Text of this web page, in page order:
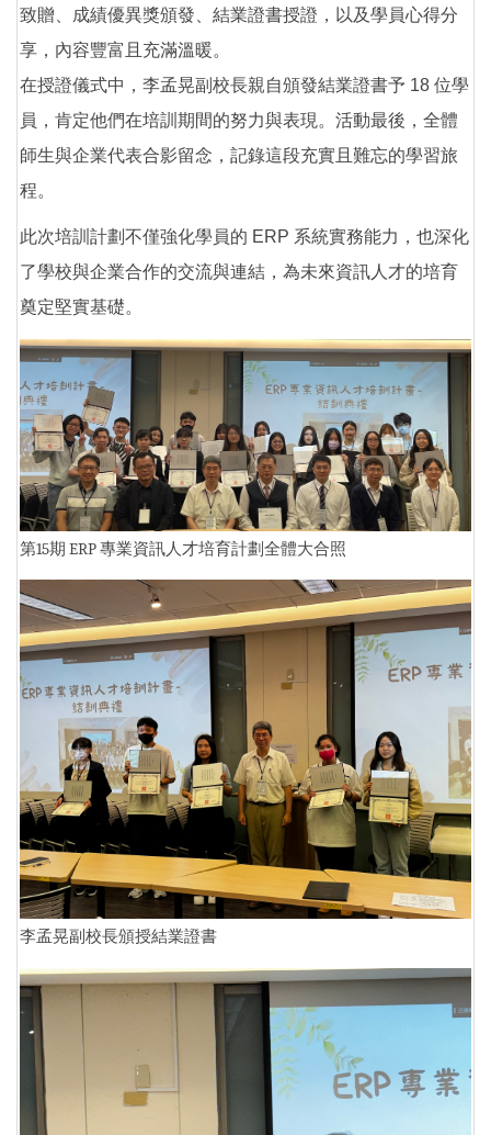
致贈、成績優異獎頒發、結業證書授證，以及學員心得分
享，內容豐富且充滿溫暖。
在授證儀式中，李孟晃副校長親自頒發結業證書予 18 位學
員，肯定他們在培訓期間的努力與表現。活動最後，全體
師生與企業代表合影留念，記錄這段充實且難忘的學習旅
程。
此次培訓計劃不僅強化學員的 ERP 系統實務能力，也深化
了學校與企業合作的交流與連結，為未來資訊人才的培育
奠定堅實基礎。
第15期 ERP專業資訊人才培育計劃全體大合照
李孟晃副校長頒授結業證書